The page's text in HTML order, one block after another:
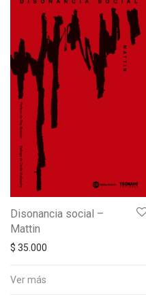
Disonancia social –
Mattin
$ 35.000
Ver más